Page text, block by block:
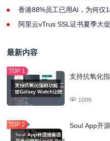
香港88%员工已用AI，为何仅
阿里云vTrus SSL证书夏季大
最新内容
支持抗氧化
1006
Soul App开